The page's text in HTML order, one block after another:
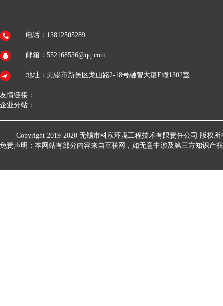
电话：13812505289
邮箱：552168536@qq.com
地址：无锡市新吴区龙山路2-18号融智大厦E幢1302室
友情链接：
企业分站：
Copyright 2019-2020 无锡市科泓环境工程技术有限责任公司 版权所
免责声明：本网站有部分内容来自互联网，如无意中涉及第三方知识产